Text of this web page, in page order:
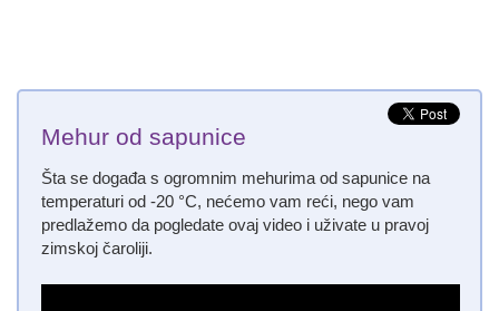
Mehur od sapunice
Šta se događa s ogromnim mehurima od sapunice na
temperaturi od -20 °C, nećemo vam reći, nego vam
predlažemo da pogledate ovaj video i uživate u pravoj
zimskoj čaroliji.